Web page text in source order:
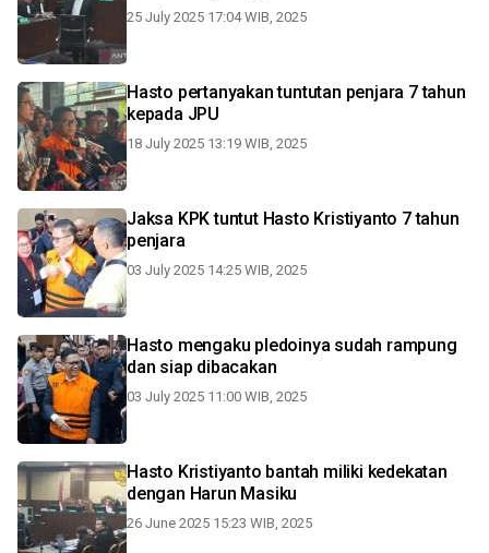
25 July 2025 17:04 WIB, 2025
Hasto pertanyakan tuntutan penjara 7 tahun
kepada JPU
18 July 2025 13:19 WIB, 2025
Jaksa KPK tuntut Hasto Kristiyanto 7 tahun
penjara
03 July 2025 14:25 WIB, 2025
Hasto mengaku pledoinya sudah rampung
dan siap dibacakan
03 July 2025 11:00 WIB, 2025
Hasto Kristiyanto bantah miliki kedekatan
dengan Harun Masiku
26 June 2025 15:23 WIB, 2025